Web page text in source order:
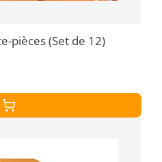
pièces (Set de 12)